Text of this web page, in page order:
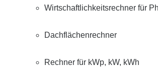
Wirtschaftlichkeitsrechner für
Dachflächenrechner
Rechner für kWp, kW, kWh